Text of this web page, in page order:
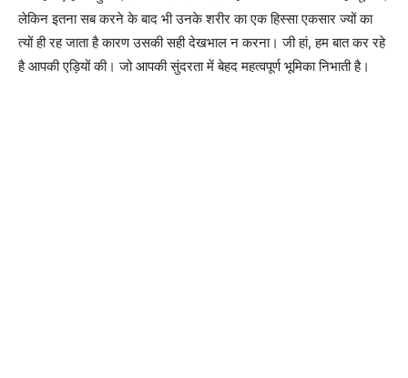
लेकिन इतना सब करने के बाद भी उनके शरीर का एक हिस्सा एकसार ज्यों का
त्यों ही रह जाता है कारण उसकी सही देखभाल न करना। जी हां, हम बात कर रहे
है आपकी एड़ियों की। जो आपकी सुंदरता में बेहद महत्वपूर्ण भूमिका निभाती है।